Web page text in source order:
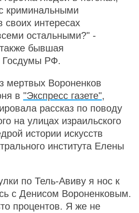
криминальными
своих интересах
остальными?" -
бывшая
Госдумы РФ.
мертвых Вороненков
в "Экспресс газете",
рассказ по поводу
на улицах израильского
истории искусств
института Елены
по Тель-Авиву я нос к
с Денисом Вороненковым.
процентов. Я же не